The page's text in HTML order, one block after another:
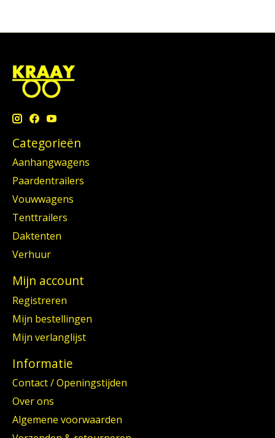
Categorieën
Aanhangwagens
Paardentrailers
Vouwwagens
Tenttrailers
Daktenten
Verhuur
Mijn account
Registreren
Mijn bestellingen
Mijn verlanglijst
Informatie
Contact / Openingstijden
Over ons
Algemene voorwaarden